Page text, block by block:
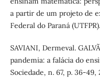
a partir de um projeto de
Federal do Paraná
SAVIANI, Dermeval.
pandemia: a falácia do
Sociedade, n. 67, p. 36-49,